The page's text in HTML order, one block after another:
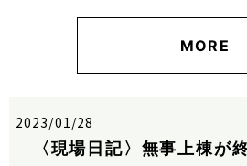
MORE
2023/01/28
〈現場日記〉無事上棟が